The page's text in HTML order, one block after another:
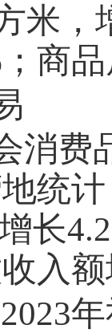
米，
商
消费
统
长
入